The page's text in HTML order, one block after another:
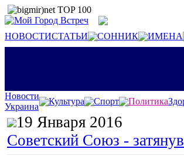
НОВОСТИСТАТЬИ СОННИК ИМЕНА
Новости
Украина
Культура Спорт Политика
19 Января 2016
Советский Союз -